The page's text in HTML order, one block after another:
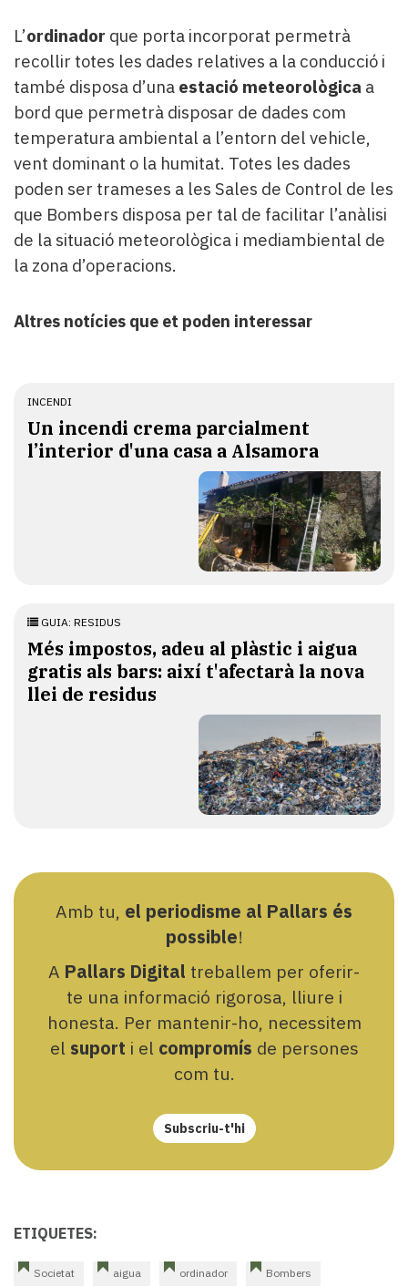
L’ordinador que porta incorporat permetrà
recollir totes les dades relatives a la conducció i
també disposa d’una estació meteorològica a
bord que permetrà disposar de dades com
temperatura ambiental a l’entorn del vehicle,
vent dominant o la humitat. Totes les dades
poden ser trameses a les Sales de Control de les
que Bombers disposa per tal de facilitar l’anàlisi
de la situació meteorològica i mediambiental de
la zona d’operacions.
Altres notícies que et poden interessar
INCENDI
Un incendi crema parcialment
l’interior d'una casa a Alsamora
GUIA: RESIDUS
Més impostos, adeu al plàstic i aigua
gratis als bars: així t'afectarà la nova
llei de residus
Amb tu, el periodisme al Pallars és
possible!
A Pallars Digital treballem per oferir-
te una informació rigorosa, lliure i
honesta. Per mantenir-ho, necessitem
el suport i el compromís de persones
com tu.
Subscriu-t'hi
ETIQUETES:
Societat aigua ordinador Bombers